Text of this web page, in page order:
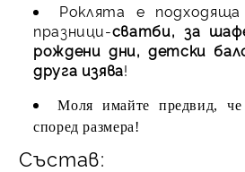
Роклята е
празници-сватби, за
рождени дни, детски
друга изява!
Моля имайте предвид,
според размера!
Състав: